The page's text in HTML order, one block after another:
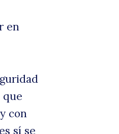
en
que
con
sí se